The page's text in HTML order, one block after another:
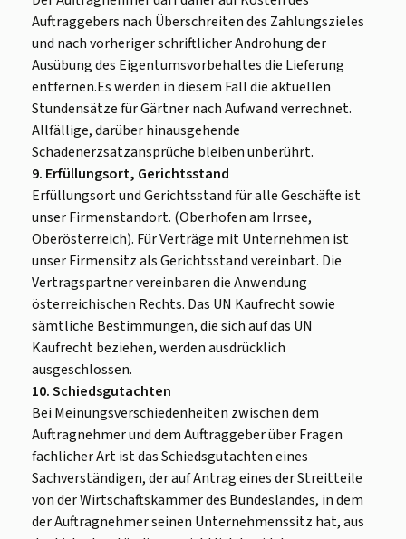
Auftraggebers nach Überschreiten des Zahlungszieles
und nach vorheriger schriftlicher Androhung der
Ausübung des Eigentumsvorbehaltes die Lieferung
entfernen.Es werden in diesem Fall die aktuellen
Stundensätze für Gärtner nach Aufwand verrechnet.
Allfällige, darüber hinausgehende
Schadenerzsatzansprüche bleiben unberührt.
9. Erfüllungsort, Gerichtsstand
Erfüllungsort und Gerichtsstand für alle Geschäfte ist
unser Firmenstandort. (Oberhofen am Irrsee,
Oberösterreich). Für Verträge mit Unternehmen ist
unser Firmensitz als Gerichtsstand vereinbart. Die
Vertragspartner vereinbaren die Anwendung
österreichischen Rechts. Das UN Kaufrecht sowie
sämtliche Bestimmungen, die sich auf das UN
Kaufrecht beziehen, werden ausdrücklich
ausgeschlossen.
10. Schiedsgutachten
Bei Meinungsverschiedenheiten zwischen dem
Auftragnehmer und dem Auftraggeber über Fragen
fachlicher Art ist das Schiedsgutachten eines
Sachverständigen, der auf Antrag eines der Streitteile
von der Wirtschaftskammer des Bundeslandes, in dem
der Auftragnehmer seinen Unternehmenssitz hat, aus